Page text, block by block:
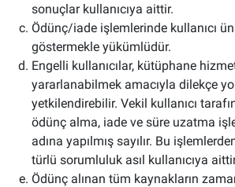
sonuçlar kullanıcıya aittir.
Ödünç/iade işlemlerinde kullanıcı
göstermekle yükümlüdür.
Engelli kullanıcılar, kütüphane
yararlanabilmek amacıyla dilekçe
yetkilendirebilir. Vekil kullanıcı
ödünç alma, iade ve süre uzatma
adına yapılmış sayılır. Bu
türlü sorumluluk asıl kullanıcıya
Ödünç alınan tüm kaynakların